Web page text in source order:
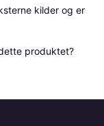
kilder og er
produktet?